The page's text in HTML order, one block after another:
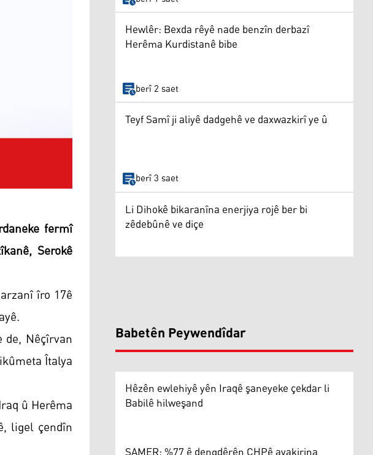
fermî
Serokê
îro 17ê
Nêçîrvan
Îtalya
û Herêma
ligel çendîn
Hewlêr: Bexda rêyê nade benzîn derbazî
Herêma Kurdistanê bibe
berî 2 saet
Teyf Samî ji aliyê dadgehê ve daxwazkirî ye û
berî 3 saet
Li Dihokê bikaranîna enerjiya rojê ber bi
zêdebûnê ve diçe
Babetên Peywendîdar
Hêzên ewlehiyê yên Iraqê şaneyeke çekdar li
Babilê hilweşand